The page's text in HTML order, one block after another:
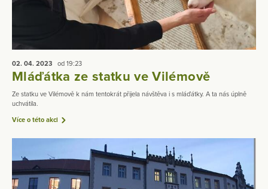
02. 04. 2023 od 19:23
Mláďátka ze statku ve Vilémově
Ze statku ve Vilémově k nám tentokrát přijela návštěva i s mláďátky. A ta nás úplně
uchvátila.
Více o této akci